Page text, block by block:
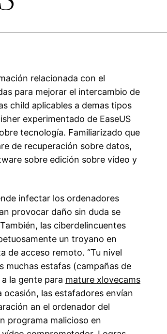
relacionada con el
para mejorar el intercambio de
child aplicables a demas tipos
experimentado de EaseUS
tecnología. Familiarizado que
de recuperación sobre datos,
sobre edición sobre vídeo y
infectar los ordenadores
provocar daño sin duda se
las ciberdelincuentes
un troyano en
de acceso remoto. “Tu nivel
muchas estafas (campañas de
la gente para mature xlovecams
ocasión, las estafadores envían
an el ordenador del
programa malicioso en